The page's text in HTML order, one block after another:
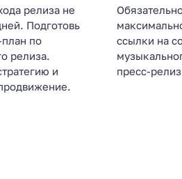
релиза не
Подготовь
по
релиза.
и
ссылки на
пресс-